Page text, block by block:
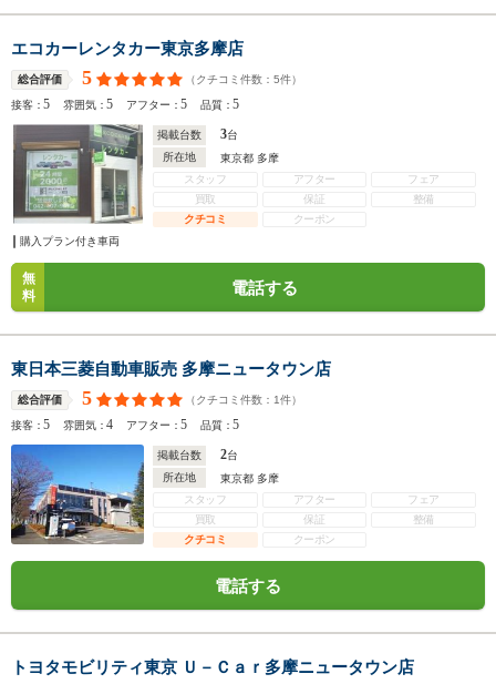
エコカーレンタカー東京多摩店
総合評価 5 （クチコミ件数： 5件）
接客：5 雰囲気：5 アフター：5 品質：5
掲載台数 3台
所在地
東京都 多摩
スタッフ
アフター
フェア
買取
保証
整備
クチコミ
クーポン
購入プラン付き車両
無
料
電話する
東日本三菱自動車販売 多摩ニュータウン店
総合評価 5 （クチコミ件数： 1件）
接客：5 雰囲気：4 アフター：5 品質：5
掲載台数 2台
所在地
東京都 多摩
スタッフ
アフター
フェア
買取
保証
整備
クチコミ
クーポン
電話する
トヨタモビリティ東京 Ｕ－Ｃａｒ多摩ニュータウン店